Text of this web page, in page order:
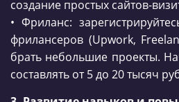
создание простых сайтов-
• Фриланс:
фрилансеров (Upwork,
брать небольшие проекты.
составлять от 5 до 20 тысяч